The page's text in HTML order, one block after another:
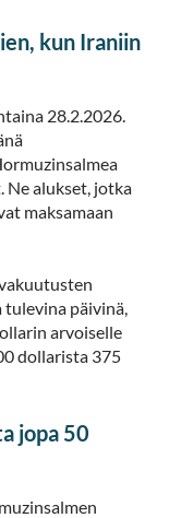
kun Iraniin
28.2.2026.
alukset, jotka
maksamaan
päivinä,
arvoiselle
dollarista 375
jopa 50